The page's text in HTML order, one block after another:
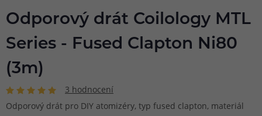
Odporový drát Coilology MTL
Series - Fused Clapton Ni80
(3m)
3 hodnocení
Odporový drát pro DIY atomizéry, typ fused clapton, materiál